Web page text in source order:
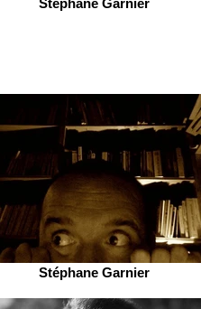
Stéphane Garnier
Stéphane Garnier